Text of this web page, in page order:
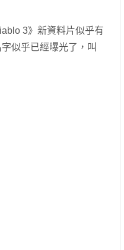
3》新資料片似乎有
似乎已經曝光了，叫